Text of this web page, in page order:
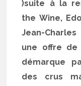
)suite à la
the Wine,
Jean-
une offre de
démarque
des crus